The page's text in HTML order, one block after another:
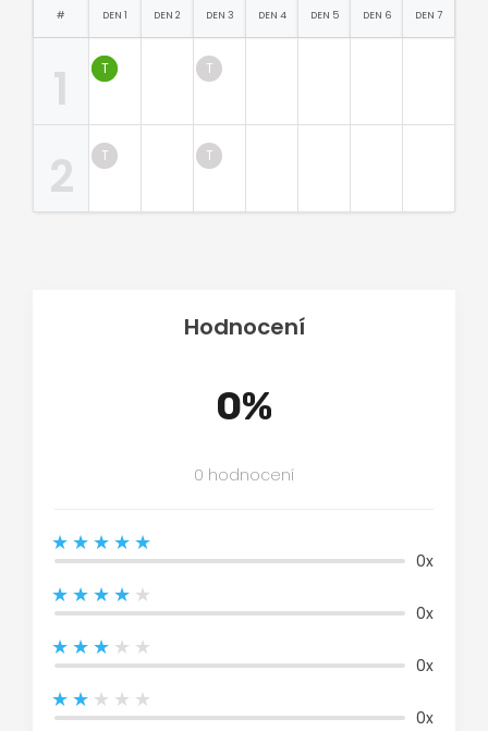
# DEN 1 DEN 2 DEN 3 DEN 4 DEN 5 DEN 6 DEN 7
1
2
Hodnocení
0%
0 hodnocení
0x
0x
0x
0x